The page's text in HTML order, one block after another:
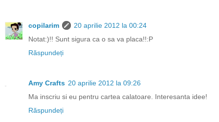
copilarim
20 aprilie 2012 la 00:24
Notat:)!! Sunt sigura ca o sa va placa!!:P
Răspundeți
Amy Crafts 20 aprilie 2012 la 09:26
Ma inscriu si eu pentru cartea calatoare. Interesanta idee!
Răspundeți